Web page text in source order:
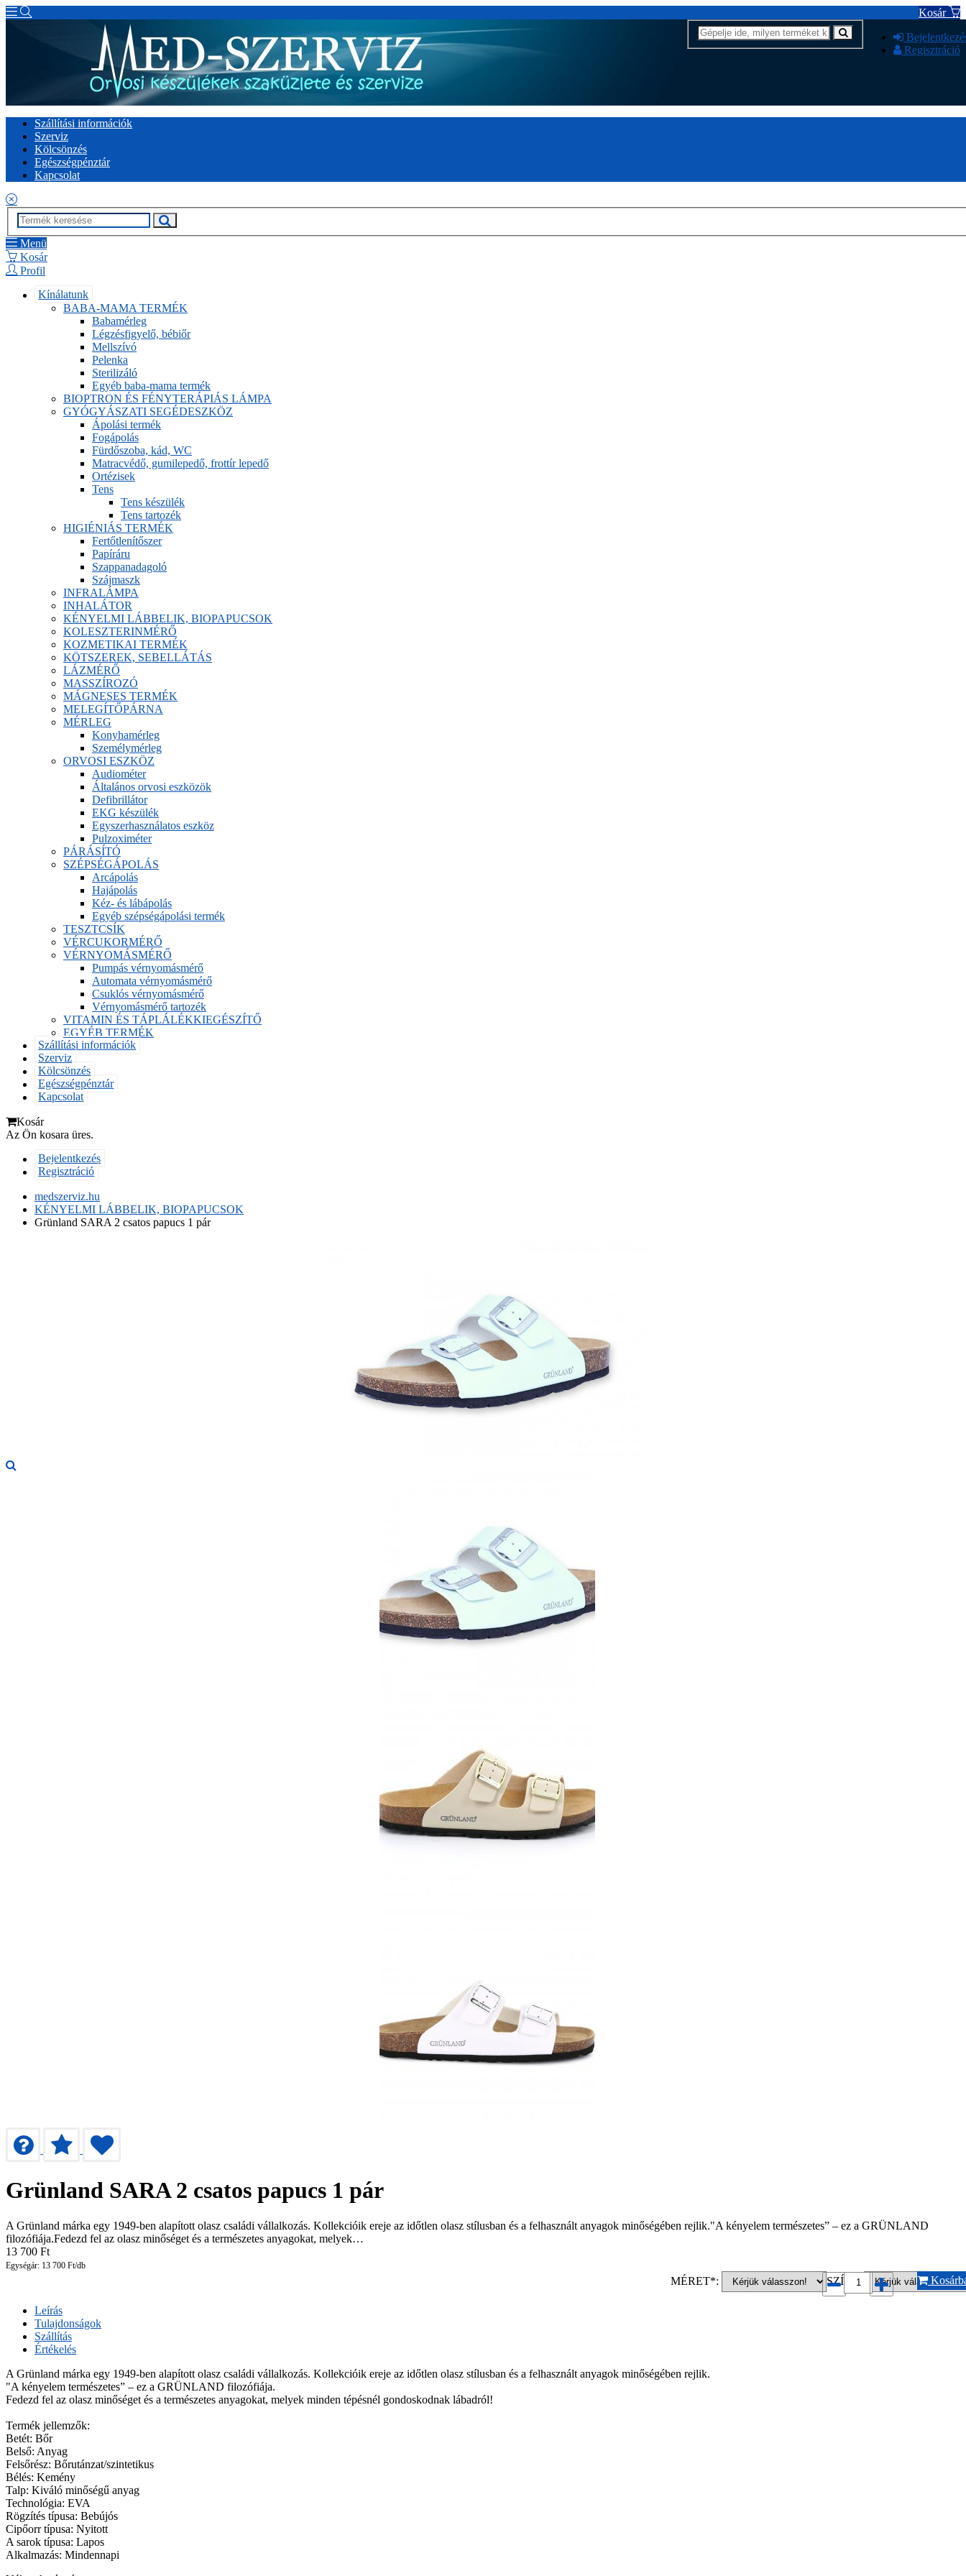
Kosár
Regisztráció
Szállítási információk
Szerviz
Kölcsönzés
Egészségpénztár
Kapcsolat
Menü
Kosár
Profil
Kínálatunk
BABA-MAMA TERMÉK
Babamérleg
Légzésfigyelő, bébiőr
Mellszívó
Pelenka
Sterilizáló
Egyéb baba-mama termék
BIOPTRON ÉS FÉNYTERÁPIÁS LÁMPA
GYÓGYÁSZATI SEGÉDESZKÖZ
Ápolási termék
Fogápolás
Fürdőszoba, kád, WC
Matracvédő, gumilepedő, frottír lepedő
Ortézisek
Tens
Tens készülék
Tens tartozék
HIGIÉNIÁS TERMÉK
Fertőtlenítőszer
Papíráru
Szappanadagoló
Szájmaszk
INFRALÁMPA
INHALÁTOR
KÉNYELMI LÁBBELIK, BIOPAPUCSOK
KOLESZTERINMÉRŐ
KOZMETIKAI TERMÉK
KÖTSZEREK, SEBELLÁTÁS
LÁZMÉRŐ
MASSZÍROZÓ
MÁGNESES TERMÉK
MELEGÍTŐPÁRNA
MÉRLEG
Konyhamérleg
Személymérleg
ORVOSI ESZKÖZ
Audiométer
Általános orvosi eszközök
Defibrillátor
EKG készülék
Egyszerhasználatos eszköz
Pulzoximéter
PÁRÁSÍTÓ
SZÉPSÉGÁPOLÁS
Arcápolás
Hajápolás
Kéz- és lábápolás
Egyéb szépségápolási termék
TESZTCSÍK
VÉRCUKORMÉRŐ
VÉRNYOMÁSMÉRŐ
Pumpás vérnyomásmérő
Automata vérnyomásmérő
Csuklós vérnyomásmérő
Vérnyomásmérő tartozék
VITAMIN ÉS TÁPLÁLÉKKIEGÉSZÍTŐ
EGYÉB TERMÉK
Szállítási információk
Szerviz
Kölcsönzés
Egészségpénztár
Kapcsolat
Kosár
Az Ön kosara üres.
Bejelentkezés
Regisztráció
medszerviz.hu
KÉNYELMI LÁBBELIK, BIOPAPUCSOK
Grünland SARA 2 csatos papucs 1 pár
Grünland SARA 2 csatos papucs 1 pár
A Grünland márka egy 1949-ben alapított olasz családi vállalkozás. Kollekcióik ereje az időtlen olasz stílusban és a felhasznált anyagok minőségében rejlik."A kényelem természetes” – ez a GRÜNLAND
filozófiája.Fedezd fel az olasz minőséget és a természetes anyagokat, melyek…
13 700 Ft
Egységár: 13 700 Ft/db
SZÍN*:
MÉRET*:
Leírás
Tulajdonságok
Szállítás
Értékelés
A Grünland márka egy 1949-ben alapított olasz családi vállalkozás. Kollekcióik ereje az időtlen olasz stílusban és a felhasznált anyagok minőségében rejlik.
"A kényelem természetes” – ez a GRÜNLAND filozófiája.
Fedezd fel az olasz minőséget és a természetes anyagokat, melyek minden tépésnél gondoskodnak lábadról!
Termék jellemzők:
Betét: Bőr
Belső: Anyag
Felsőrész: Bőrutánzat/szintetikus
Bélés: Kemény
Talp: Kiváló minőségű anyag
Technológia: EVA
Rögzítés típusa: Bebújós
Cipőorr típusa: Nyitott
A sarok típusa: Lapos
Alkalmazás: Mindennapi